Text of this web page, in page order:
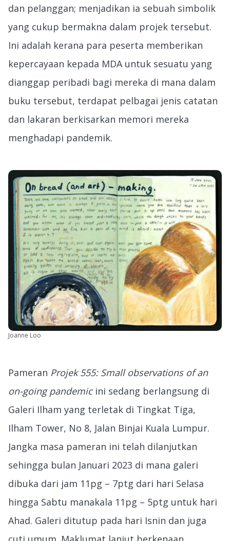
dan pelanggan; menjadikan ia sebuah simbolik
yang cukup bermakna dalam projek tersebut.
Ini adalah kerana para peserta memberikan
kepercayaan kepada MDA untuk sesuatu yang
dianggap peribadi bagi mereka di mana dalam
buku tersebut, terdapat pelbagai jenis catatan
dan lakaran berkisarkan memori mereka
menghadapi pandemik.
Joanne Loo
Pameran Projek 555: Small observations of an
on-going pandemicini sedang berlangsung di
Galeri Ilham yang terletak di Tingkat Tiga,
Ilham Tower, No 8, Jalan Binjai Kuala Lumpur.
Jangka masa pameran ini telah dilanjutkan
sehingga bulan Januari 2023 di mana galeri
dibuka dari jam 11pg – 7ptg dari hari Selasa
hingga Sabtu manakala 11pg – 5ptg untuk hari
Ahad. Galeri ditutup pada hari Isnin dan juga